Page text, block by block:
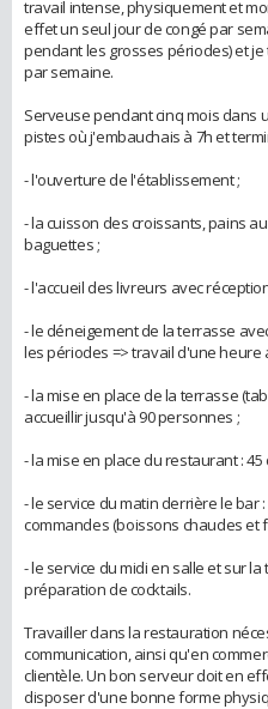
travail intense, physiquement et
effet un seul jour de congé par
pendant les grosses périodes) et
par semaine.
Serveuse pendant cinq mois dans
pistes où j'embauchais à 7h et
- l'ouverture de l'établissement ;
- la cuisson des croissants, pains
baguettes ;
- l'accueil des livreurs avec
- le déneigement de la terrasse
les périodes => travail d'une heure
- la mise en place de la terrasse
accueillir jusqu'à 90 personnes ;
- la mise en place du restaurant : 45
- le service du matin derrière le bar
commandes (boissons chaudes et
- le service du midi en salle et sur
préparation de cocktails.
Travailler dans la restauration
communication, ainsi qu'en
clientèle. Un bon serveur doit en
disposer d'une bonne forme